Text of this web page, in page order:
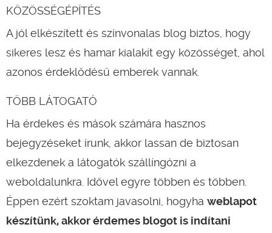
KÖZÖSSÉGÉPÍTÉS
A jól elkészített és színvonalas blog biztos, hogy
sikeres lesz és hamar kialakít egy közösséget, ahol
azonos érdeklődésű emberek vannak.
TÖBB LÁTOGATÓ
Ha érdekes és mások számára hasznos
bejegyzéseket írunk, akkor lassan de biztosan
elkezdenek a látogatók szállíngózni a
weboldalunkra. Idővel egyre többen és többen.
Éppen ezért szoktam javasolni, hogyha weblapot
készítünk, akkor érdemes blogot is indítani